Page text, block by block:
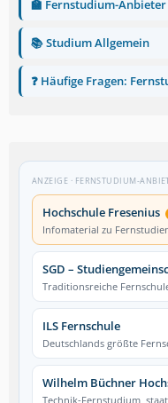
🏫 Fernstudium-
📚 Studium Allgemein
❓ Häufige Fragen:
ANZEIGE · FERNSTUDIUM-
Hochschule Fresenius
Infomaterial zu
SGD –
Traditionsreiche
ILS Fernschule
Deutschlands größte
Wilhelm Büchner
Technik-Fernstudium,